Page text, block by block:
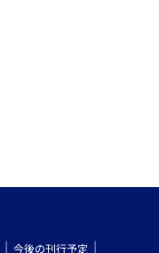
今後の刊行予定